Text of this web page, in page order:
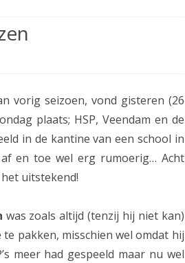
SNELSCHAAKKAMPIOENSCHAP
JEUGD 2025-2026
SPEELSCHEMA JEUGD
KNSB-JEUGDRATINGLIJST
JEUGDKAMPIOENSCHAPPEN
ASSEN
ERELIJST JEUGD
vorig seizoen, vond gisteren (26
plaats; HSP, Veendam en de
in de kantine van een school in
en toe wel erg rumoerig… Acht
uitstekend!
was zoals altijd (tenzij hij niet kan)
pakken, misschien wel omdat hij
meer had gespeeld maar nu wel